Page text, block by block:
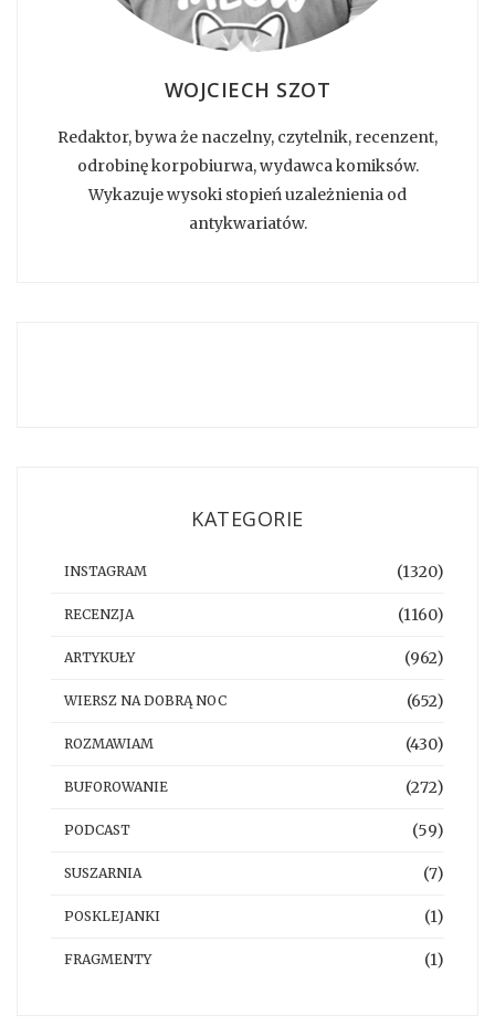
WOJCIECH SZOT
Redaktor, bywa że naczelny, czytelnik, recenzent,
odrobinę korpobiurwa, wydawca komiksów.
Wykazuje wysoki stopień uzależnienia od
antykwariatów.
KATEGORIE
INSTAGRAM (1320)
RECENZJA (1160)
ARTYKUŁY (962)
WIERSZ NA DOBRĄ NOC (652)
ROZMAWIAM (430)
BUFOROWANIE (272)
PODCAST (59)
SUSZARNIA (7)
POSKLEJANKI (1)
FRAGMENTY (1)